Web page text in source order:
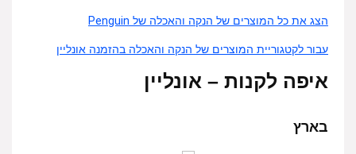
הצג את כל המוצרים של הנקה והאכלה של Penguin
עבור לקטגוריית המוצרים של הנקה והאכלה בהזמנה אונליין
איפה לקנות – אונליין
בארץ